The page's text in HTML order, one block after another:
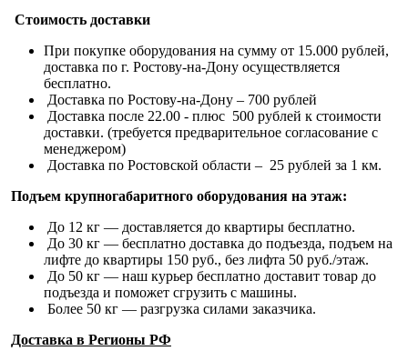
Стоимость доставки
При покупке оборудования на сумму от 15.000 рублей,
доставка по г. Ростову-на-Дону осуществляется
бесплатно.
Доставка по Ростову-на-Дону – 700 рублей
Доставка после 22.00 - плюс 500 рублей к стоимости
доставки. (требуется предварительное согласование с
менеджером)
Доставка по Ростовской области – 25 рублей за 1 км.
Подъем крупногабаритного оборудования на этаж:
До 12 кг — доставляется до квартиры бесплатно.
До 30 кг — бесплатно доставка до подъезда, подъем на
лифте до квартиры 150 руб., без лифта 50 руб./этаж.
До 50 кг — наш курьер бесплатно доставит товар до
подъезда и поможет сгрузить с машины.
Более 50 кг — разгрузка силами заказчика.
Доставка в Регионы РФ